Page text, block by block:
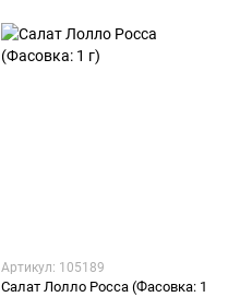
Артикул: 105189
Салат Лолло Росса (Фасовка: 1